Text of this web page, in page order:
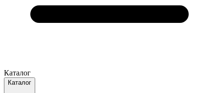
Каталог
Каталог